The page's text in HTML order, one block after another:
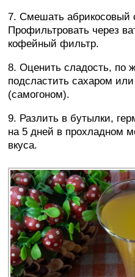
7. Смешать абрикосовый
Профильтровать через
кофейный фильтр.
8. Оценить сладость, по
подсластить сахаром
(самогоном).
9. Разлить в бутылки,
на 5 дней в прохладном
вкуса.